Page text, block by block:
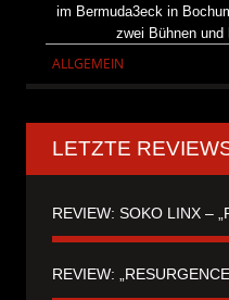
im Bermuda3eck in
zwei Bühnen
ALLGEMEIN
LETZTE
REVIEW: